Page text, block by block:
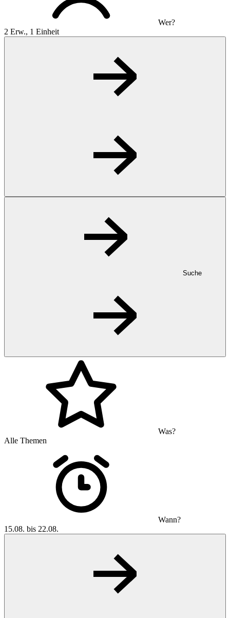
Wer?
2 Erw., 1 Einheit
Suche
Was?
Alle Themen
Wann?
15.08. bis 22.08.